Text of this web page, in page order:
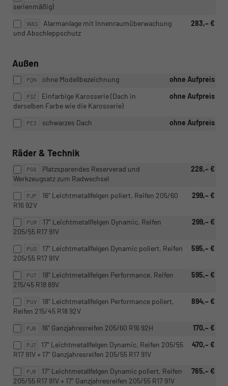
serienmäßig)
WAS 283,– €
Alarmanlage mit Innenraumüberwachung
und Abschleppschutz
Außen
PQN ohne Aufpreis
ohne Modellbezeichnung
P3Z ohne Aufpreis
Einfarbige Karosserie (Dach in
derselben Farbe wie die Karosserie)
PE3 ohne Aufpreis
schwarzes Dach
Räder & Technik
PG6 228,– €
Platzsparendes Reserverad und
Werkzeugsatz zum Radwechsel
PJP 299,– €
16" Leichtmetallfelgen poliert, Reifen 205/60
R16 92V
PUR 299,– €
17" Leichtmetallfelgen Dynamic, Reifen
205/55 R17 91V
PUS 595,– €
17" Leichtmetallfelgen Dynamic poliert, Reifen
205/55 R17 91V
PUT 595,– €
18" Leichtmetallfelgen Performance, Reifen
215/45 R18 89V
PUV 894,– €
18" Leichtmetallfelgen Performance poliert,
Reifen 215/45 R18 92V
PJ6 170,– €
16" Ganzjahresreifen 205/60 R16 92H
PJ7 470,– €
17" Leichtmetallfelgen Dynamic, Reifen 205/55
R17 91V + 17" Ganzjahresreifen 205/55 R17 91V
PJ8 765,– €
17" Leichtmetallfelgen Dynamic poliert, Reifen
205/55 R17 91V + 17" Ganzjahresreifen 205/55 R17 91V